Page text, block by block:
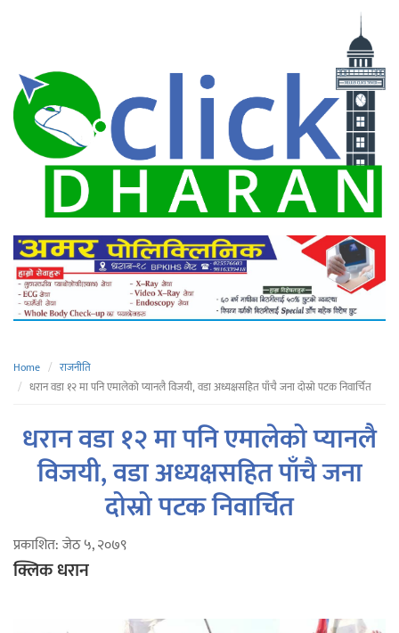
Home
राजनीति
धरान वडा १२ मा पनि एमालेको प्यानलै विजयी, वडा अध्यक्षसहित पाँचै जना दोस्रो पटक निवार्चित
धरान वडा १२ मा पनि एमालेको प्यानलै
विजयी, वडा अध्यक्षसहित पाँचै जना
दोस्रो पटक निवार्चित
प्रकाशित: जेठ ५, २०७९
क्लिक धरान